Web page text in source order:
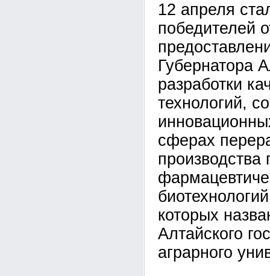
12 апреля
победителей
Губернатора
разработки
технологий,
сферах
которых
Алтайского
аграрного